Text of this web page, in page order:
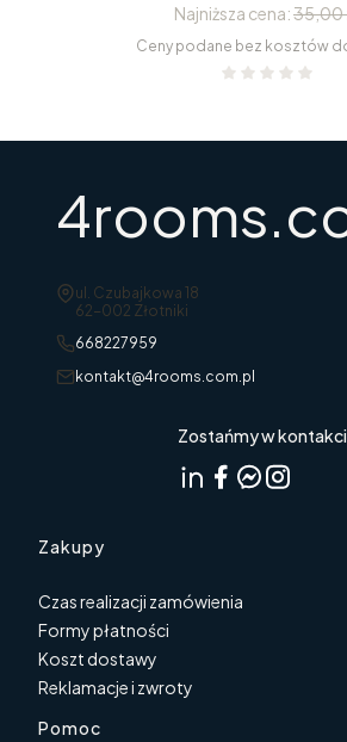
Najniższa cena:35,00
Ceny podane bez kosztów
Adres:
ul. Czubajkowa 18
62-002 Złotniki
668227959
kontakt@4rooms.com.pl
Zostańmy w
Linki w stopce
Zakupy
Czas realizacji zamówienia
Formy płatności
Koszt dostawy
Reklamacje i zwroty
Pomoc